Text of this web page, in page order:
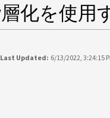
化を使用
Last Updated: 6/13/2022, 3:24:15